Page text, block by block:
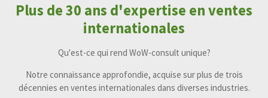
Plus de 30 ans d'expertise en ventes
internationales
Qu'est-ce qui rend WoW-consult unique?
Notre connaissance approfondie, acquise sur plus de trois
décennies en ventes internationales dans diverses industries.